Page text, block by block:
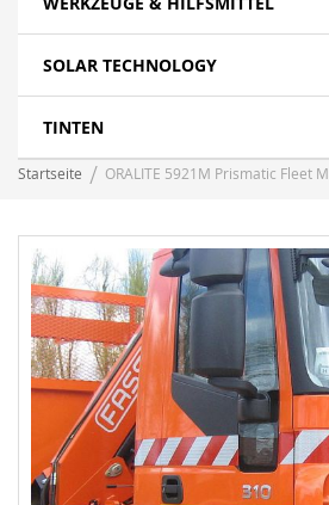
SOLAR TECHNOLOGY
TINTEN
Startseite ORALITE 5921M Prismatic Fleet